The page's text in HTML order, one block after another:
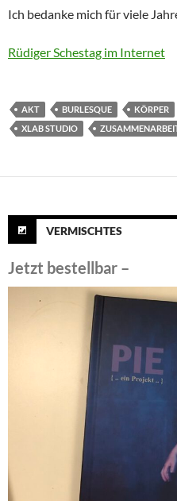
Ich bedanke mich für viele
Rüdiger Schestag im Internet
AKT BURLESQUE KÖRPER
XLAB STUDIO
VERMISCHTES
Jetzt bestellbar –